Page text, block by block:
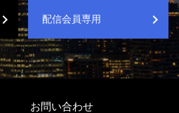
chevron_right 配信会員専用 chevron_right
お問い合わせ